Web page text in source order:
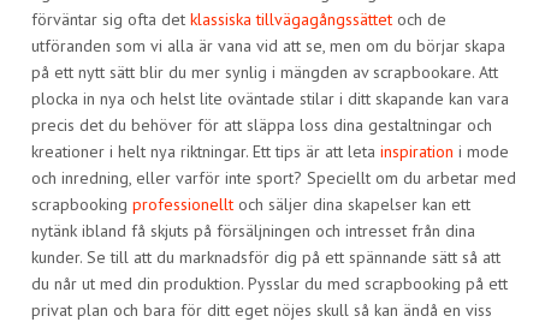
förväntar sig ofta detklassiska tillvägagångssättet och de
utföranden som vi alla är vana vid att se, men om du börjar skapa
på ett nytt sätt blir du mer synlig i mängden av scrapbookare. Att
plocka in nya och helst lite oväntade stilar i ditt skapande kan vara
precis det du behöver för att släppa loss dina gestaltningar och
kreationer i helt nya riktningar. Ett tips är att letainspiration i mode
och inredning, eller varför inte sport? Speciellt om du arbetar med
scrapbookingprofessionellt och säljer dina skapelser kan ett
nytänk ibland få skjuts på försäljningen och intresset från dina
kunder. Se till att du marknadsför dig på ett spännande sätt så att
du når ut med din produktion. Pysslar du med scrapbooking på ett
privat plan och bara för ditt eget nöjes skull så kan ändå en viss